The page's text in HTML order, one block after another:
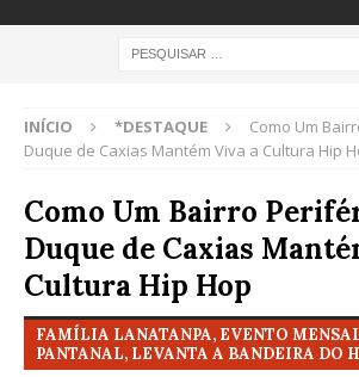
INÍCIO *DESTAQUE
Como Um
Duque de Caxias Mantém Viva a Cultura Hip
Como Um Bairro
Duque de Caxias
Cultura Hip Hop
FAMÍLIA LANATANPA, EVENTO
PANTANAL, LEVANTA A BANDEIRA DO